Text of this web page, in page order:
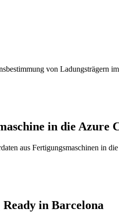
von Ladungsträgern
in die Azure
aus Fertigungsmaschinen in
in Barcelona